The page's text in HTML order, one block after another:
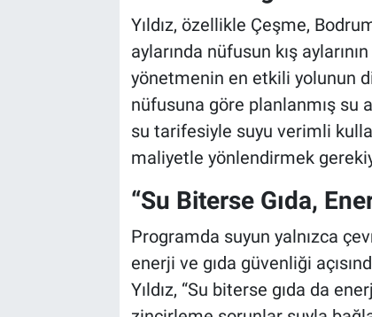
Yıldız, özellikle Çeşme,
aylarında nüfusun kış
yönetmenin en etkili yolunun
nüfusuna göre planlanmış su
su tarifesiyle suyu verimli
maliyetle yönlendirmek
“Su Biterse Gıda,
Programda suyun yalnızca
enerji ve gıda güvenliği
Yıldız, “Su biterse gıda da